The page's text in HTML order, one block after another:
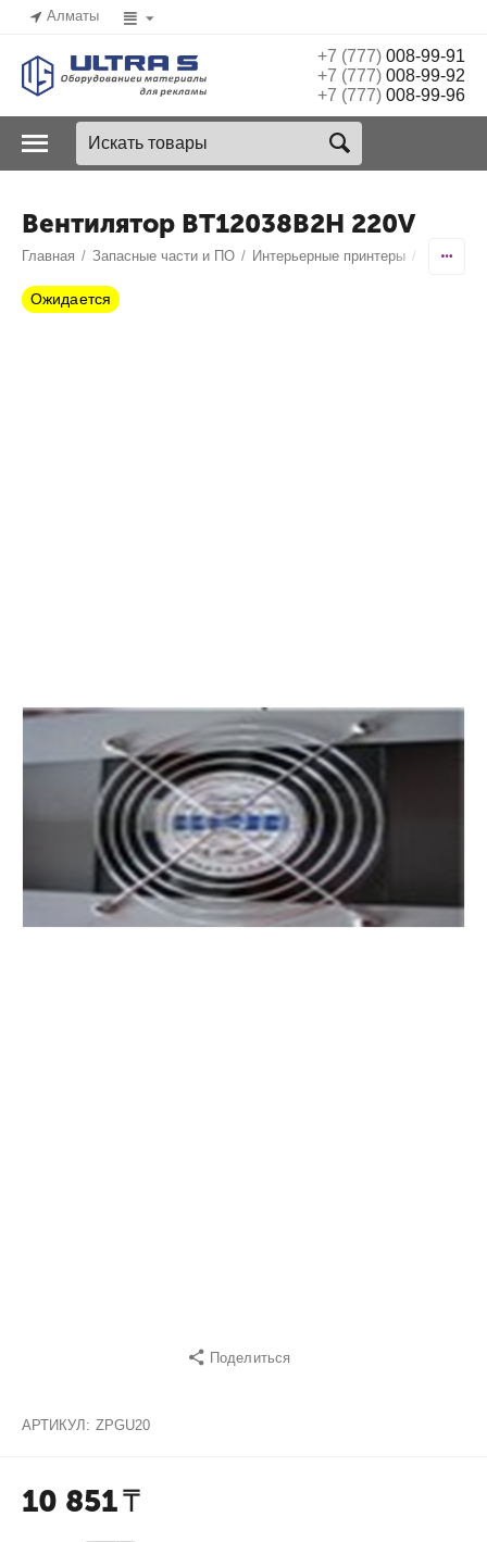
Алматы
+7 (777)008-99-91
+7 (777)008-99-92
+7 (777)008-99-96
Вентилятор BT12038B2H 220V
Главная / Запасные части и ПО / Интерьерные принтеры / Phaeton
Ожидается
Поделиться
АРТИКУЛ: ZPGU20
10 851₸